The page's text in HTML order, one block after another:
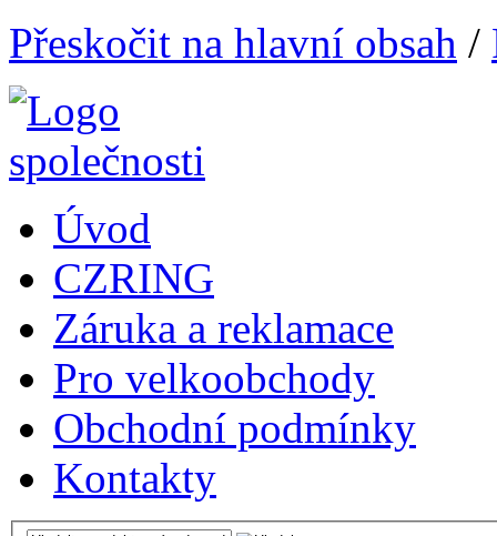
Přeskočit na hlavní obsah /
Úvod
CZRING
Záruka a reklamace
Pro velkoobchody
Obchodní podmínky
Kontakty